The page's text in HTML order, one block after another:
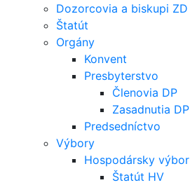
Dozorcovia a biskupi ZD
Štatút
Orgány
Konvent
Presbyterstvo
Členovia DP
Zasadnutia DP
Predsedníctvo
Výbory
Hospodársky výbor
Štatút HV